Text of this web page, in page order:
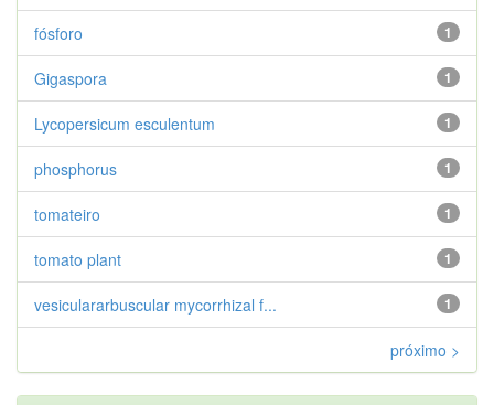
1
fósforo
1
Gigaspora
1
Lycopersicum esculentum
1
phosphorus
1
tomateiro
1
tomato plant
1
vesiculararbuscular mycorrhizal f...
próximo >